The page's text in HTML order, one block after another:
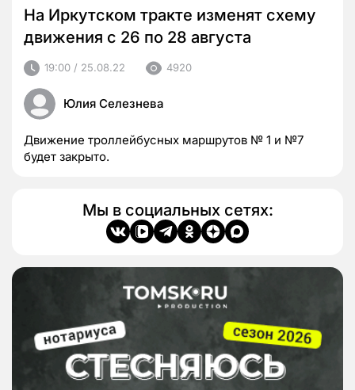
На Иркутском тракте изменят схему
движения с 26 по 28 августа
19:00 / 25.08.22 4920
Юлия Селезнева
Движение троллейбусных маршрутов № 1 и №7
будет закрыто.
Мы в социальных сетях: